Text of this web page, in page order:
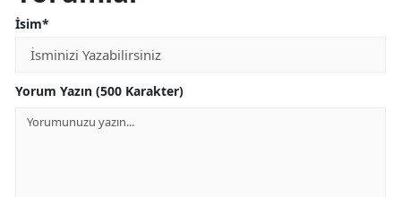
İsim*
Yorum Yazın (500 Karakter)